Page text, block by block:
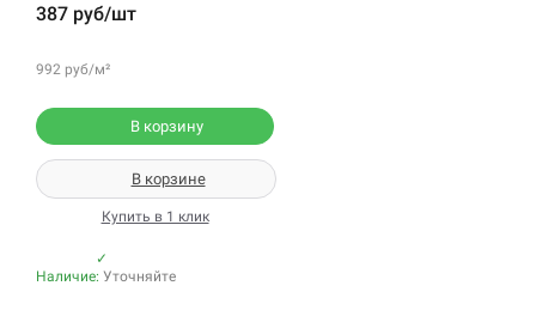
387 руб/шт
992 руб/м²
В корзину
В корзине
Купить в 1 клик
✓
Наличие: Уточняйте